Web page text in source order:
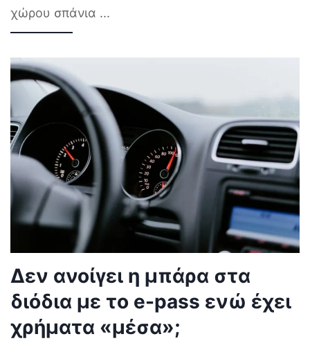
χώρου σπάνια ...
Δεν ανοίγει η μπάρα στα
διόδια με το e-pass ενώ έχει
χρήματα «μέσα»;